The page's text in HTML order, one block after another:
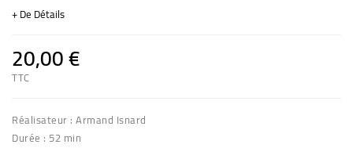
+ De Détails
20,00 €
TTC
Réalisateur : Armand Isnard
Durée : 52 min